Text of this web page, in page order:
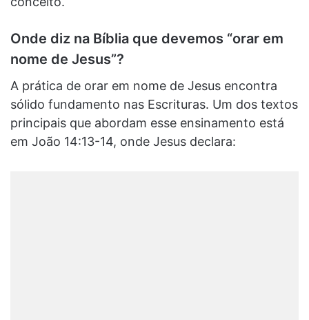
Onde diz na Bíblia que devemos “orar em
nome de Jesus”?
A prática de orar em nome de Jesus encontra
sólido fundamento nas Escrituras. Um dos textos
principais que abordam esse ensinamento está
em João 14:13-14, onde Jesus declara: